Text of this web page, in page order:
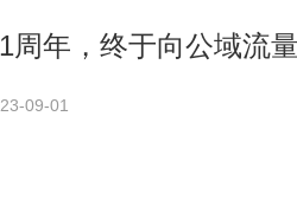
周年，终于向公域流
09-01